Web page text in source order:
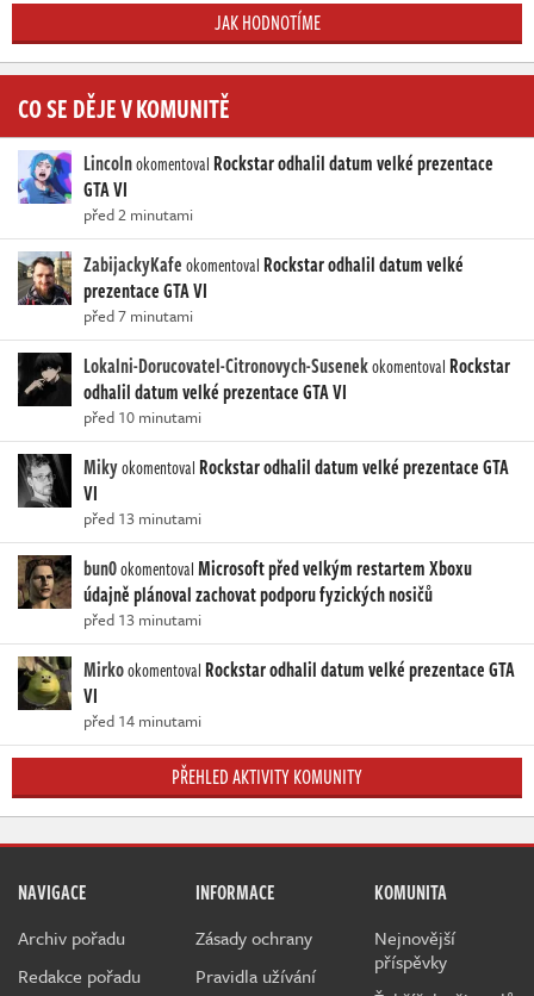
JAK HODNOTÍME
CO SE DĚJE V KOMUNITĚ
Lincolnokomentoval Rockstar odhalil datum velké prezentace
GTA VI
před 2 minutami
ZabijackyKafeokomentoval Rockstar odhalil datum velké
prezentace GTA VI
před 7 minutami
Lokalni-Dorucovatel-Citronovych-Susenekokomentoval Rockstar
odhalil datum velké prezentace GTA VI
před 10 minutami
Mikyokomentoval Rockstar odhalil datum velké prezentace GTA
VI
před 13 minutami
bun0okomentovalMicrosoft před velkým restartem Xboxu
údajně plánoval zachovat podporu fyzických nosičů
před 13 minutami
Mirkookomentoval Rockstar odhalil datum velké prezentace GTA
VI
před 14 minutami
PŘEHLED AKTIVITY KOMUNITY
NAVIGACE
Archiv pořadu
Redakce pořadu
INFORMACE
Zásady ochrany
Pravidla užívání
KOMUNITA
Nejnovější
příspěvky